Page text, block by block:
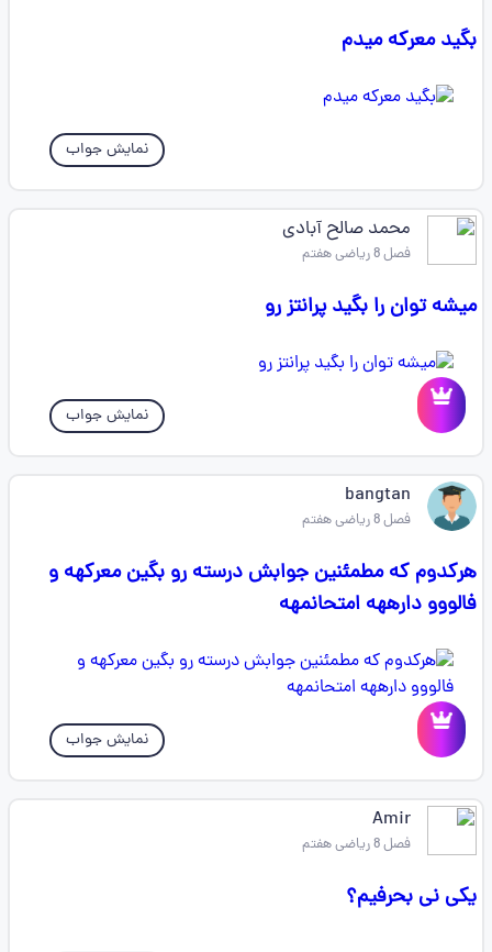
بگید معرکه میدم
نمایش جواب
محمد صالح آبادی
فصل 8 ریاضی هفتم
میشه توان را بگید پرانتز رو
نمایش جواب
bangtan
فصل 8 ریاضی هفتم
هرکدوم که مطمئنین جوابش درسته رو بگین معرکهه و
فالووو دارههه امتحانمهه
نمایش جواب
Amir
فصل 8 ریاضی هفتم
یکی نی بحرفیم؟